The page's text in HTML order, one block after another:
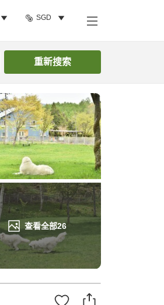
SGD
重新搜索
查看全部26
搜索客房